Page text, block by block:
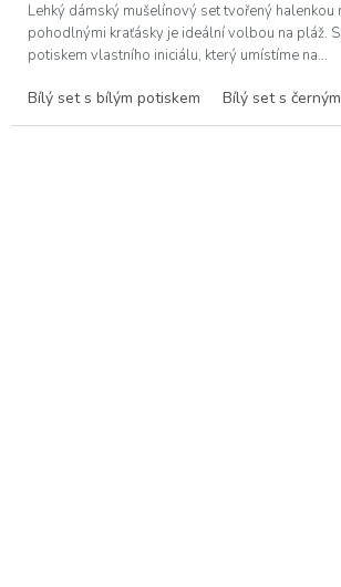
Lehký dámský mušelínový set tvořený halenkou
pohodlnými kraťásky je ideální volbou na pláž.
potiskem vlastního iniciálu, který umístíme na...
Bílý set s bílým potiskem Bílý set s